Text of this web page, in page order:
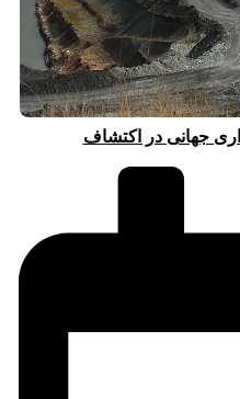
جهانی در اکتشاف